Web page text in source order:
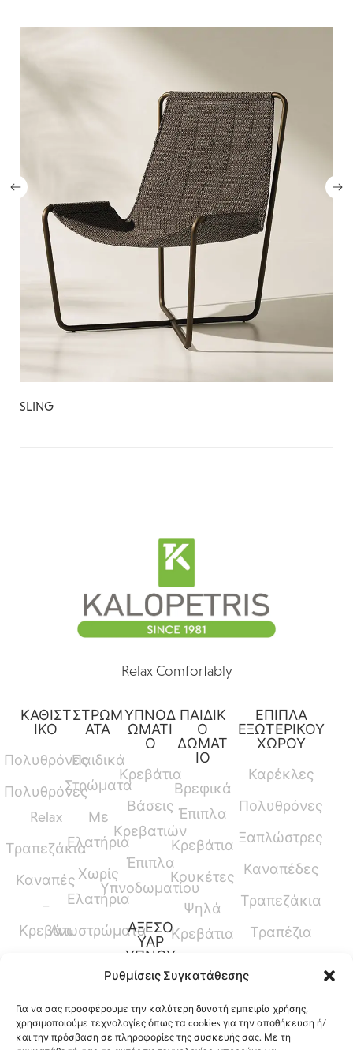
Ρυθμίσεις Συγκατάθεσης
Για να σας προσφέρουμε την καλύτερη δυνατή εμπειρία χρήσης,
χρησιμοποιούμε τεχνολογίες όπως τα cookies για την αποθήκευση ή/
και την πρόσβαση σε πληροφορίες της συσκευής σας. Με τη
SLING
Relax Comfortably
ΚΑΘΙΣΤ
ΙΚΟ
Πολυθρόνες
Πολυθρόνες
Relax
Τραπεζάκια
Καναπές
–
Κρεβάτι
ΣΤΡΩΜ
ΑΤΑ
Παιδικά
Στρώματα
Με
Ελατήρια
Χωρίς
Ελατήρια
Ανωστρώματα
ΥΠΝΟΔ
ΩΜΑΤΙ
Ο
Κρεβάτια
Βάσεις
Κρεβατιών
Έπιπλα
Υπνοδωματίου
ΑΞΕΣΟ
ΥΑΡ
ΥΠΝΟΥ
Παπλώματα
Μαξιλάρια
ΠΑΙΔΙΚ
Ο
ΔΩΜΑΤ
ΙΟ
Βρεφικά
Έπιπλα
Κρεβάτια
Κουκέτες
Ψηλά
Κρεβάτια
Ύψους
ΕΠΙΠΛΑ
ΕΞΩΤΕΡΙΚΟΥ
ΧΩΡΟΥ
Καρέκλες
Πολυθρόνες
Ξαπλώστρες
Καναπέδες
Τραπεζάκια
Τραπέζια